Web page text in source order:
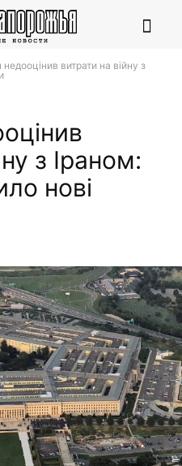
недооцінив витрати на війну з
з Іраном:
нові